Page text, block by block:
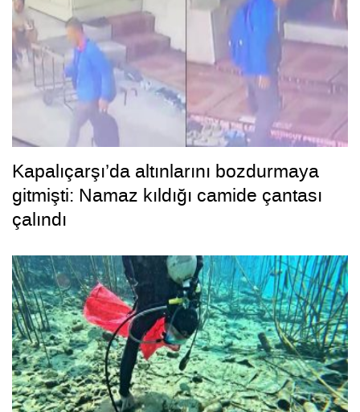
Kapalıçarşı’da altınlarını bozdurmaya
gitmişti: Namaz kıldığı camide çantası
çalındı